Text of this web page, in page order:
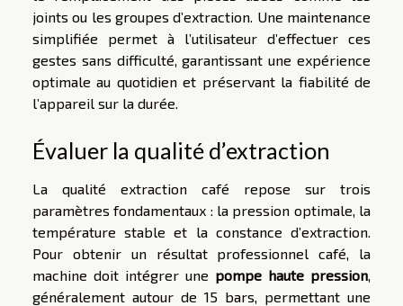
joints ou les groupes d’extraction. Une maintenance
simplifiée permet à l’utilisateur d’effectuer ces
gestes sans difficulté, garantissant une expérience
optimale au quotidien et préservant la fiabilité de
l’appareil sur la durée.
Évaluer la qualité d’extraction
La qualité extraction café repose sur trois
paramètres fondamentaux : la pression optimale, la
température stable et la constance d’extraction.
Pour obtenir un résultat professionnel café, la
machine doit intégrer une pompe haute pression,
généralement autour de 15 bars, permettant une